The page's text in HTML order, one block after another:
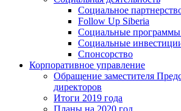
Социальное
Follow Up Siberia
Социальные программы
Социальные
Спонсорство
Корпоративное управление
Обращение заместителя
директоров
Итоги 2019 года
Планы на 2020 год